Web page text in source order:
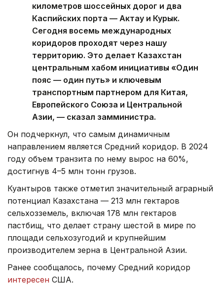
километров шоссейных дорог и два
Каспийских порта — Актау и Курык.
Сегодня восемь международных
коридоров проходят через нашу
территорию. Это делает Казахстан
центральным хабом инициативы «Один
пояс — один путь» и ключевым
транспортным партнером для Китая,
Европейского Союза и Центральной
Азии, — сказал замминистра.
Он подчеркнул, что самым динамичным
направлением является Средний коридор. В 2024
году объем транзита по нему вырос на 60%,
достигнув 4–5 млн тонн грузов.
Куантыров также отметил значительный аграрный
потенциал Казахстана — 213 млн гектаров
сельхозземель, включая 178 млн гектаров
пастбищ, что делает страну шестой в мире по
площади сельхозугодий и крупнейшим
производителем зерна в Центральной Азии.
Ранее сообщалось, почему Средний коридор
интересен США.